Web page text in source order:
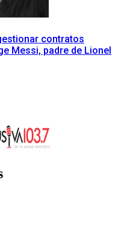
contratos
Messi, padre de Lionel